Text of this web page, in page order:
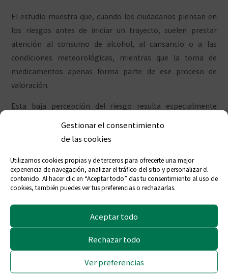
Gestionar el consentimiento
de las cookies
Utilizamos cookies propias y de terceros para ofrecerte una mejor
experiencia de navegación, analizar el tráfico del sitio y personalizar el
contenido. Al hacer clic en “Aceptar todo” das tu consentimiento al uso de
cookies, también puedes ver tus preferencias o rechazarlas.
Aceptar todo
Rechazar todo
Ver preferencias
El estudio muestra que, cuando los ciudadanos piensan en
los riesgos antes de iniciar un trayecto, suelen prestar
atención al consumo de alcohol, al cansancio o a las
condiciones meteorológicas, mientras que la toma de
medicamentos apenas forma parte de ese proceso de
valoración.
Esta baja percepción del riesgo resulta especialmente